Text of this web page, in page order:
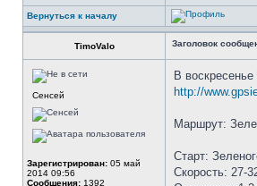
Вернуться к началу
TimoValo Заголовок
Сенсей
Зарегистрирован: 05 май
2014 09:56
Сообщения: 1392
В
http://
Маршрут:
Старт:
Скорость: 27-